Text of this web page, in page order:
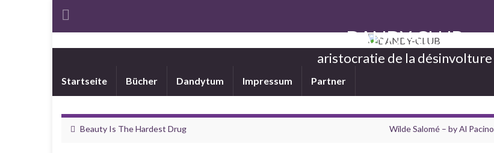
DANDY-CLUB
aristocratie de la désinvolture
Startseite Bücher Dandytum Impressum Partner
Beauty Is The Hardest Drug Wilde Salomé – by Al Pacino